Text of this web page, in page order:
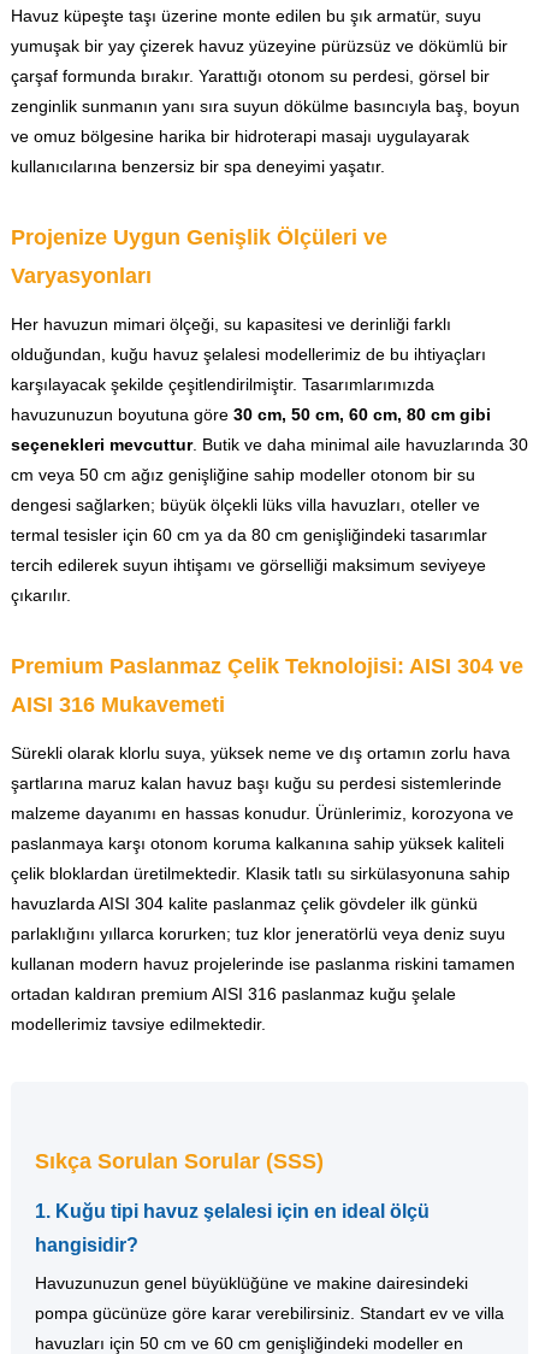
Havuz küpeşte taşı üzerine monte edilen bu şık armatür, suyu
yumuşak bir yay çizerek havuz yüzeyine pürüzsüz ve dökümlü bir
çarşaf formunda bırakır. Yarattığı otonom su perdesi, görsel bir
zenginlik sunmanın yanı sıra suyun dökülme basıncıyla baş, boyun
ve omuz bölgesine harika bir hidroterapi masajı uygulayarak
kullanıcılarına benzersiz bir spa deneyimi yaşatır.
Projenize Uygun Genişlik Ölçüleri ve
Varyasyonları
Her havuzun mimari ölçeği, su kapasitesi ve derinliği farklı
olduğundan, kuğu havuz şelalesi modellerimiz de bu ihtiyaçları
karşılayacak şekilde çeşitlendirilmiştir. Tasarımlarımızda
havuzunuzun boyutuna göre 30 cm, 50 cm, 60 cm, 80 cm gibi
seçenekleri mevcuttur. Butik ve daha minimal aile havuzlarında 30
cm veya 50 cm ağız genişliğine sahip modeller otonom bir su
dengesi sağlarken; büyük ölçekli lüks villa havuzları, oteller ve
termal tesisler için 60 cm ya da 80 cm genişliğindeki tasarımlar
tercih edilerek suyun ihtişamı ve görselliği maksimum seviyeye
çıkarılır.
Premium Paslanmaz Çelik Teknolojisi: AISI 304 ve
AISI 316 Mukavemeti
Sürekli olarak klorlu suya, yüksek neme ve dış ortamın zorlu hava
şartlarına maruz kalan havuz başı kuğu su perdesi sistemlerinde
malzeme dayanımı en hassas konudur. Ürünlerimiz, korozyona ve
paslanmaya karşı otonom koruma kalkanına sahip yüksek kaliteli
çelik bloklardan üretilmektedir. Klasik tatlı su sirkülasyonuna sahip
havuzlarda AISI 304 kalite paslanmaz çelik gövdeler ilk günkü
parlaklığını yıllarca korurken; tuz klor jeneratörlü veya deniz suyu
kullanan modern havuz projelerinde ise paslanma riskini tamamen
ortadan kaldıran premium AISI 316 paslanmaz kuğu şelale
modellerimiz tavsiye edilmektedir.
Sıkça Sorulan Sorular (SSS)
1. Kuğu tipi havuz şelalesi için en ideal ölçü
hangisidir?
Havuzunuzun genel büyüklüğüne ve makine dairesindeki
pompa gücünüze göre karar verebilirsiniz. Standart ev ve villa
havuzları için 50 cm ve 60 cm genişliğindeki modeller en